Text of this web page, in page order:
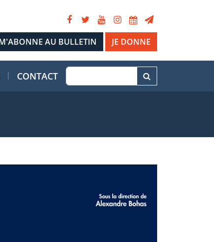
JE DONNE
CONTACT